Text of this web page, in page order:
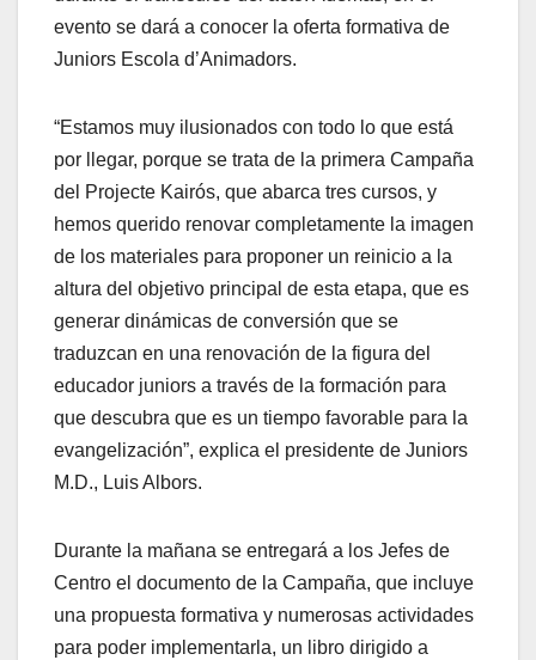
evento se dará a conocer la oferta formativa de
Juniors Escola d’Animadors.
“Estamos muy ilusionados con todo lo que está
por llegar, porque se trata de la primera Campaña
del Projecte Kairós, que abarca tres cursos, y
hemos querido renovar completamente la imagen
de los materiales para proponer un reinicio a la
altura del objetivo principal de esta etapa, que es
generar dinámicas de conversión que se
traduzcan en una renovación de la figura del
educador juniors a través de la formación para
que descubra que es un tiempo favorable para la
evangelización”, explica el presidente de Juniors
M.D., Luis Albors.
Durante la mañana se entregará a los Jefes de
Centro el documento de la Campaña, que incluye
una propuesta formativa y numerosas actividades
para poder implementarla, un libro dirigido a